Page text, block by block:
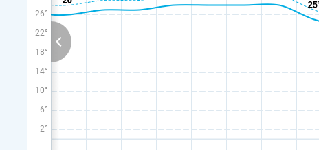
26°
22°
18°
14°
10°
6°
2°